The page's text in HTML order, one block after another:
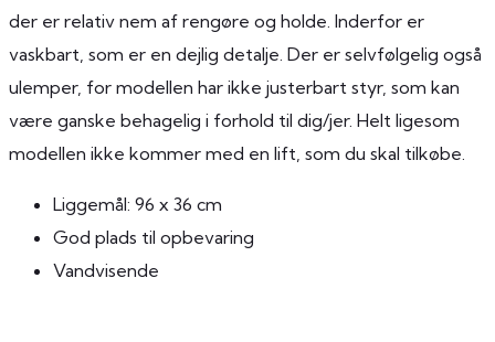
der er relativ nem af rengøre og holde. Inderfor er
vaskbart, som er en dejlig detalje. Der er selvfølgelig også
ulemper, for modellen har ikke justerbart styr, som kan
være ganske behagelig i forhold til dig/jer. Helt ligesom
modellen ikke kommer med en lift, som du skal tilkøbe.
Liggemål: 96 x 36 cm
God plads til opbevaring
Vandvisende